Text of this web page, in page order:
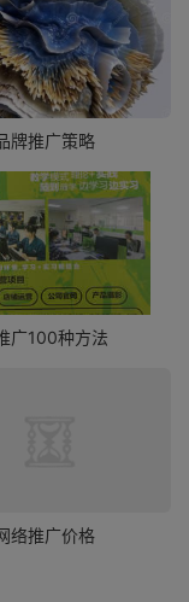
牌推广策略
广100种方法
络推广价格